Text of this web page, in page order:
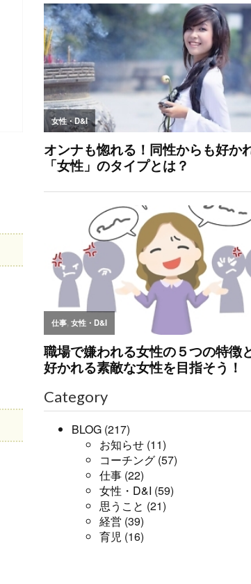
Category
BLOG (217)
お知らせ (11)
コーチング (57)
仕事 (22)
女性・D&I (59)
思うこと (21)
経営 (39)
育児 (16)